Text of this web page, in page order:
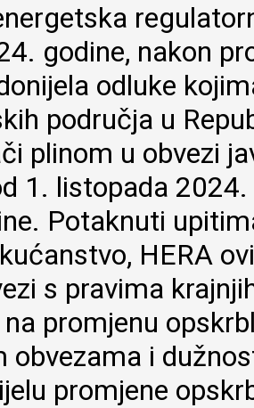
godine, nakon
odluke
područja u
plinom u obvezi
1. listopada
Potaknuti
HERA
s pravima
promjenu
obvezama i
promjene